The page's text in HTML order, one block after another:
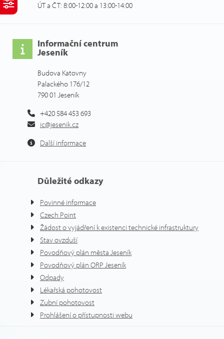
ÚT a ČT: 8:00-12:00 a 13:00-14:00
Informační centrum
Jeseník
Budova Katovny
Palackého 176/12
790 01 Jeseník
+420 584 453 693
ic@jesenik.cz
Další informace
Důležité odkazy
Povinné informace
Czech Point
Žádost o vyjádření k existenci technické infrastruktury
Stav ovzduší
Povodňový plán města Jeseník
Povodňový plán ORP Jeseník
Odpady
Lékařská pohotovost
Zubní pohotovost
Prohlášení o přístupnosti webu